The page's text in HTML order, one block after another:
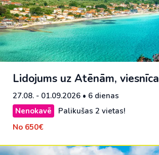
Lidojums uz Atēnām, viesnīca
27.08. - 01.09.2026 • 6 dienas
Nenokavē
Palikušas 2 vietas!
No 650€